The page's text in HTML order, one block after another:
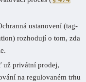
ustanovení (tag-
rozhodují o tom, zda
už privátní prodej,
na regulovaném trhu